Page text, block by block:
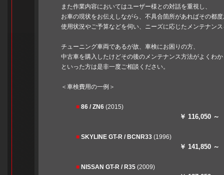
また作業内容においてはユーザー様との対話を重視し、
お車の現状をお伝えしながら、不具合箇所があればその都
使用状況やご予算などを伺い、ニーズに応じたメンテナン
チューニング車両であるが故、車検にお困りの方、
中古車を購入したけどその後のメンテナンス方法がよくわ
といった方は是非一度ご相談ください。
＜車検費用の一例＞
■ 86 / ZN6 (2015)
￥ 116,050 ～
■ SKYLINE GT-R / BCNR33 (1996)
￥ 141,850 ～
■ NISSAN GT-R / R35 (2009)